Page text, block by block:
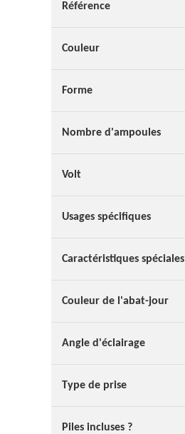
Référence
Couleur
Forme
Nombre d'ampoules
Volt
Usages spécifiques
Caractéristiques spéciales
Couleur de l'abat-jour
Angle d'éclairage
Type de prise
Piles incluses ?